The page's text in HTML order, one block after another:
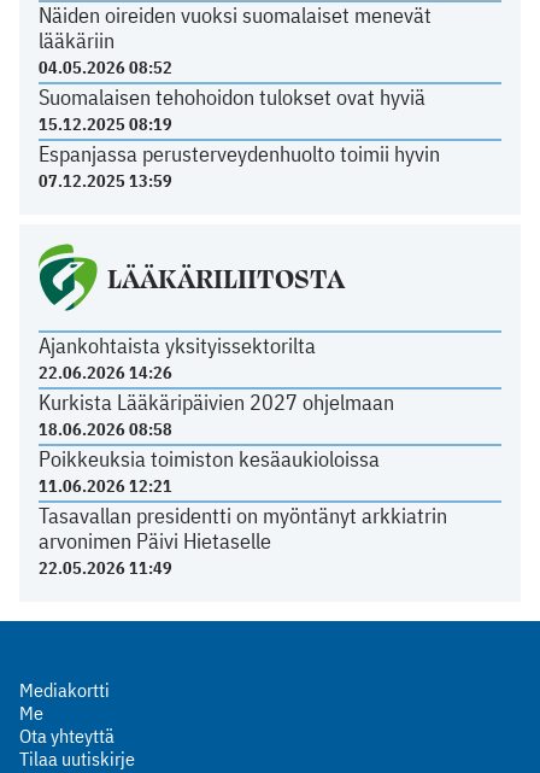
Näiden oireiden vuoksi suomalaiset menevät
lääkäriin
04.05.2026 08:52
Suomalaisen tehohoidon tulokset ovat hyviä
15.12.2025 08:19
Espanjassa perusterveydenhuolto toimii hyvin
07.12.2025 13:59
LÄÄKÄRILIITOSTA
Ajankohtaista yksityissektorilta
22.06.2026 14:26
Kurkista Lääkäripäivien 2027 ohjelmaan
18.06.2026 08:58
Poikkeuksia toimiston kesäaukioloissa
11.06.2026 12:21
Tasavallan presidentti on myöntänyt arkkiatrin
arvonimen Päivi Hietaselle
22.05.2026 11:49
Mediakortti
Me
Ota yhteyttä
Tilaa uutiskirje